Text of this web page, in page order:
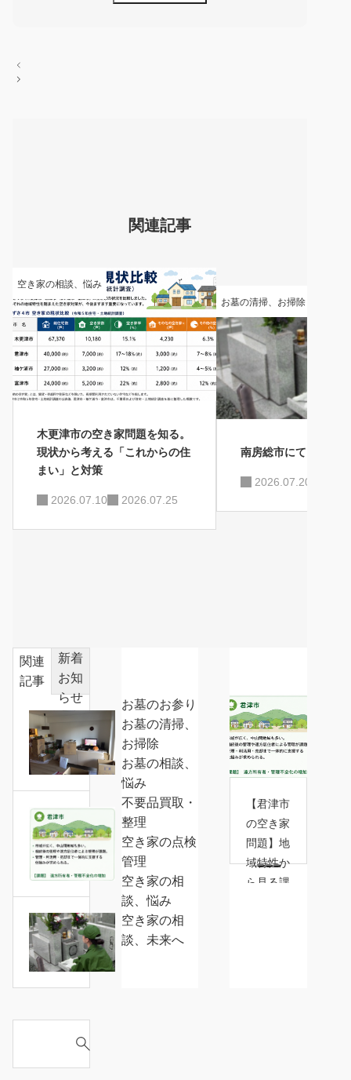
投
稿
ナ
関連記事
空き家の相談、悩み
木更津市の空き家問題を知る。
現状から考える「これからの住
まい」と対策
2026.07.10 2026.07.25
お墓の清掃、お掃除
南房総市にてお墓の
2026.07.20
関連
記事
新着
お知
らせ
空
き
家
の
片
づ
け、
後
回
し
に
し
【君
津
市
の
空
き
家
南
房
お墓のお参り
お墓の清掃、
お掃除
お墓の相談、
悩み
不要品買取・
整理
空き家の点検
管理
空き家の相
談、悩み
空き家の相
談、未来へ
【君津市
の空き家
問題】地
域特性か
ら見る課
a